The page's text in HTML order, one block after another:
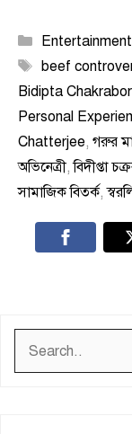
Categories
Entertainment
Tags
beef
Bidipta
Personal
Chatterjee, গরুর
অভিনেত্রী,বিদীপ্তা
সামাজিক বিতর্ক,